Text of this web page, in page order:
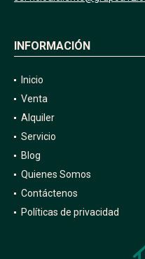
INFORMACIÓN
Inicio
Venta
Alquiler
Servicio
Blog
Quienes Somos
Contáctenos
Políticas de privacidad